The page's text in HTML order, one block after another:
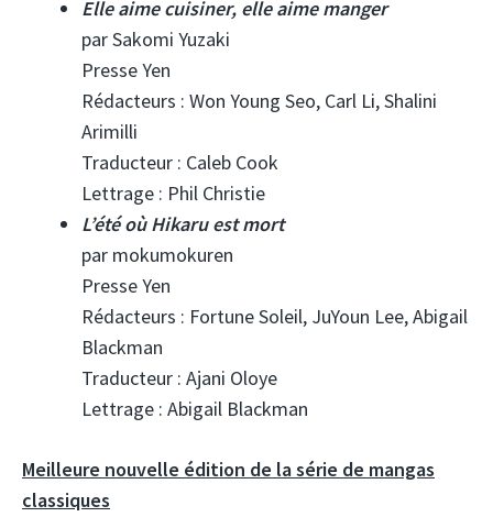
Elle aime cuisiner, elle aime manger
par Sakomi Yuzaki
Presse Yen
Rédacteurs : Won Young Seo, Carl Li, Shalini
Arimilli
Traducteur : Caleb Cook
Lettrage : Phil Christie
L’été où Hikaru est mort
par mokumokuren
Presse Yen
Rédacteurs : Fortune Soleil, JuYoun Lee, Abigail
Blackman
Traducteur : Ajani Oloye
Lettrage : Abigail Blackman
Meilleure nouvelle édition de la série de mangas
classiques